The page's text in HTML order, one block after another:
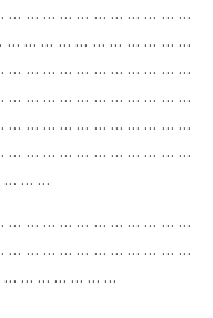
… … … … … … … … … … …
… … … … … … … … … …
… … … … … … … … … … …
… … … … … … … … … … …
… … … … … … … … … … …
… … … … … … … … … … …
… … …
… … … … … … … … … … …
… … … … … … … … … … …
… … … … … …